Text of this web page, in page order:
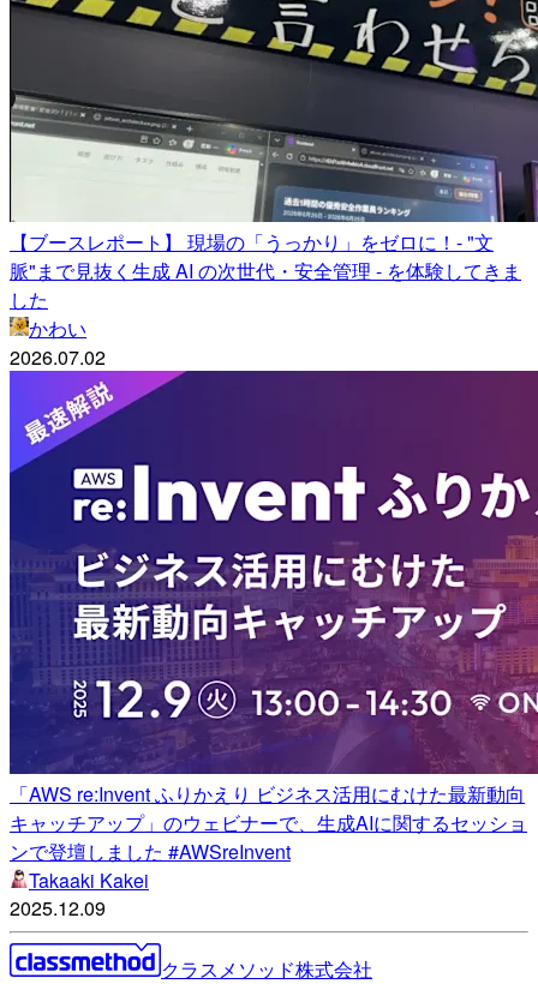
【ブースレポート】 現場の「うっかり」をゼロに！- "文
脈"まで見抜く生成 AI の次世代・安全管理 - を体験してきま
した
かわい
2026.07.02
「AWS re:Invent ふりかえり ビジネス活用にむけた最新動向
キャッチアップ」のウェビナーで、生成AIに関するセッショ
ンで登壇しました #AWSreInvent
Takaaki Kakei
2025.12.09
クラスメソッド株式会社